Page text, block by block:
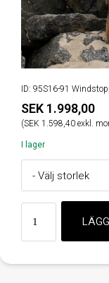
ID: 95S16-91
SEK 1.998,00
(SEK 1.598,40 exkl.
I lager